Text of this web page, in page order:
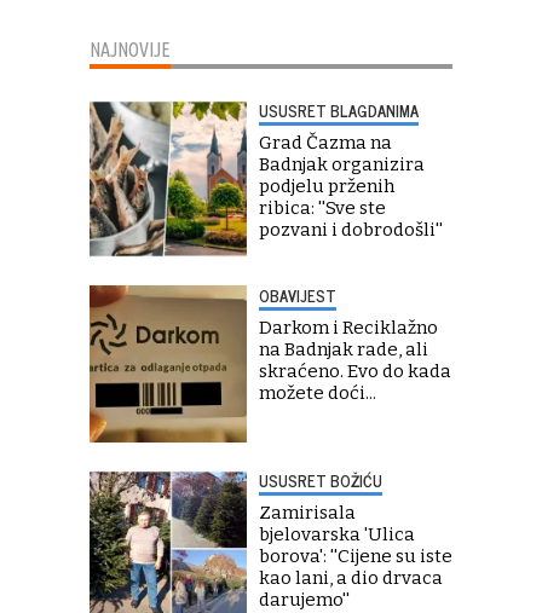
NAJNOVIJE
USUSRET BLAGDANIMA
Grad Čazma na
Badnjak organizira
podjelu prženih
ribica: ''Sve ste
pozvani i dobrodošli''
OBAVIJEST
Darkom i Reciklažno
na Badnjak rade, ali
skraćeno. Evo do kada
možete doći...
USUSRET BOŽIĆU
Zamirisala
bjelovarska 'Ulica
borova': ''Cijene su iste
kao lani, a dio drvaca
darujemo''